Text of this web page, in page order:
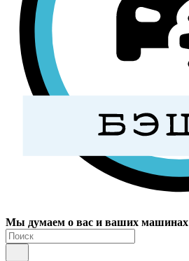
Мы думаем о вас и ваших машинах